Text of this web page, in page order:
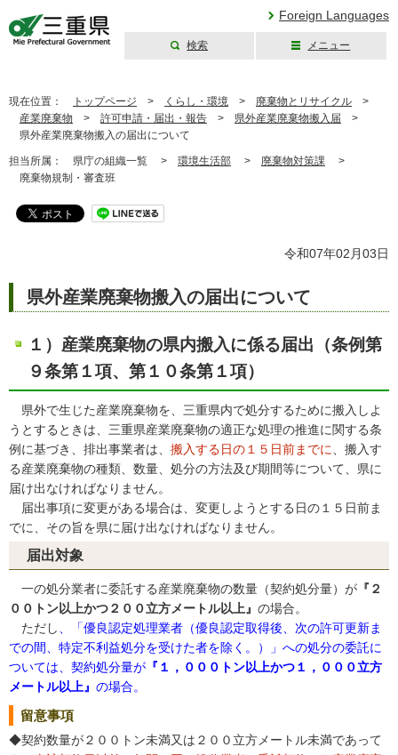
Foreign Languages
検索 メニュー
現在位置： トップページ > くらし・環境 > 廃棄物とリサイクル >
産業廃棄物 > 許可申請・届出・報告 > 県外産業廃棄物搬入届 >
県外産業廃棄物搬入の届出について
担当所属： 県庁の組織一覧 > 環境生活部 > 廃棄物対策課 >
廃棄物規制・審査班
令和07年02月03日
県外産業廃棄物搬入の届出について
１）産業廃棄物の県内搬入に係る届出（条例第
９条第１項、第１０条第１項）
県外で生じた産業廃棄物を、三重県内で処分するために搬入しよ
うとするときは、三重県産業廃棄物の適正な処理の推進に関する条
例に基づき、排出事業者は、 搬入する日の１５日前までに
、搬入す
る産業廃棄物の種類、数量、処分の方法及び期間等について、県に
届け出なければなりません。
届出事項に変更がある場合は、変更しようとする日の１５日前ま
でに、その旨を県に届け出なければなりません。
届出対象
一の処分業者に委託する産業廃棄物の数量（契約処分量）が 『２
００トン以上かつ２００立方メートル以上』 の場合。
ただし
、「優良認定処理業者（優良認定取得後、次の許可更新ま
での間、特定不利益処分を受けた者を除く。）」への処分の委託に
ついては、契約処分量が 『１，０００トン以上かつ１，０００立方
メートル以上』 の場合。
留意事項
◆契約数量が２００トン未満又は２００立方メートル未満であって